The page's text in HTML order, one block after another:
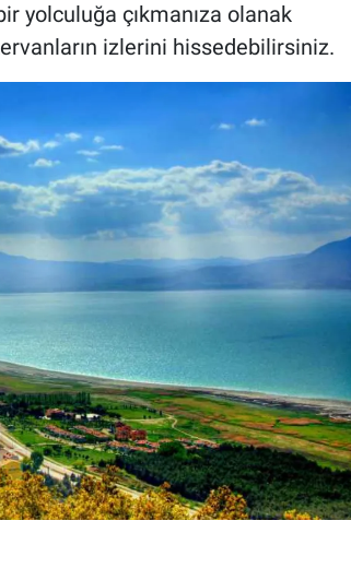
yolculuğa çıkmanıza olanak
izlerini hissedebilirsiniz.